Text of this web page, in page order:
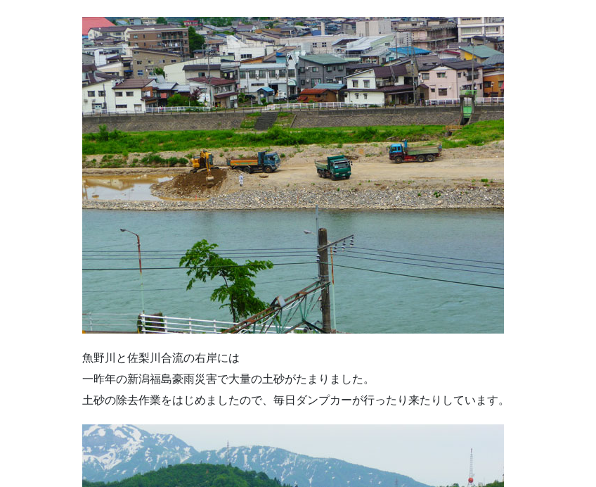
魚野川と佐梨川合流の右岸には
一昨年の新潟福島豪雨災害で大量の土砂がたまりました。
土砂の除去作業をはじめましたので、毎日ダンプカーが行ったり来たりしています。